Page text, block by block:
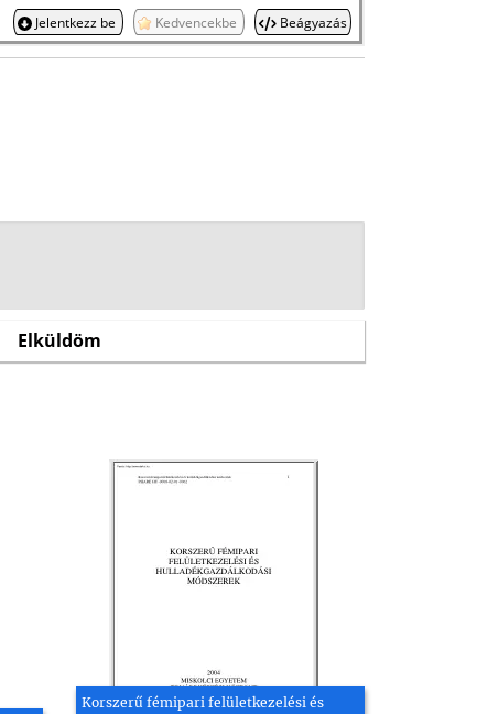
Jelentkezz be Kedvencekbe Beágyazás
Korszerű fémipari felületkezelési és